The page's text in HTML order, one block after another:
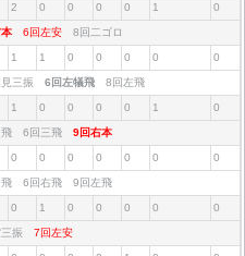
2 0 0 0 0 1 0
本 6回左安 8回二ゴロ
1 1 0 0 0 0 0
見三振 6回左犠飛 8回左飛
1 0 0 0 0 1 0
飛 6回三飛 9回右本
0 0 0 0 0 0 0
飛 6回右飛 9回左飛
0 1 0 0 0 0 0
三振 7回左安